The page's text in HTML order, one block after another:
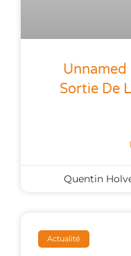
Unnamed
Sortie De
Quentin
Actualité